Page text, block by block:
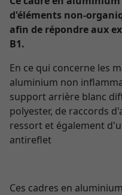
d'éléments non-
afin de répondre aux
B1.
En ce qui concerne les
aluminium non
support arrière blanc
polyester, de raccords
ressort et également
antireflet
Ces cadres en